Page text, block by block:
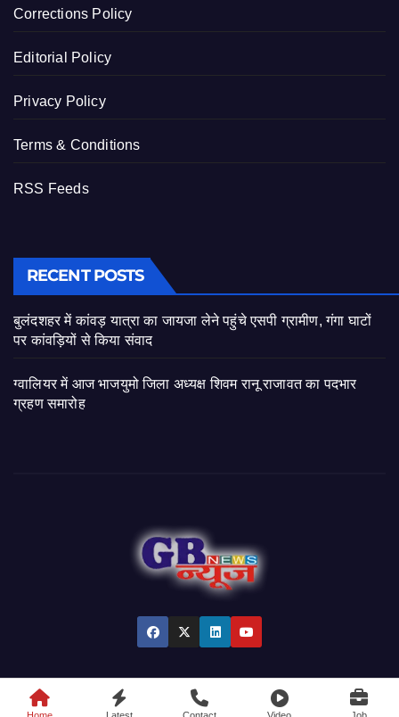
Corrections Policy
Editorial Policy
Privacy Policy
Terms & Conditions
RSS Feeds
RECENT POSTS
बुलंदशहर में कांवड़ यात्रा का जायजा लेने पहुंचे एसपी ग्रामीण, गंगा घाटों
पर कांवड़ियों से किया संवाद
ग्वालियर में आज भाजयुमो जिला अध्यक्ष शिवम रानू राजावत का पदभार
ग्रहण समारोह
© 2026 GB News India. All Rights Reserved.